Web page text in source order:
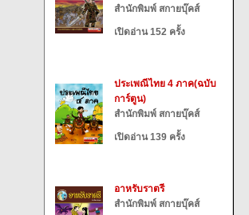
สำนักพิมพ์ สกายบุ๊คส์
เปิดอ่าน 152 ครั้ง
ประเพณีไทย 4 ภาค(ฉบับ
การ์ตูน)
สำนักพิมพ์ สกายบุ๊คส์
เปิดอ่าน 139 ครั้ง
อาหรับราตรี
สำนักพิมพ์ สกายบุ๊คส์